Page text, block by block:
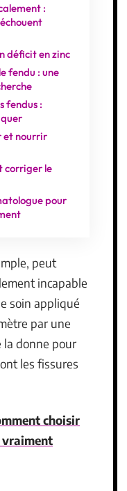
:
déficit en zinc
fendu : une
fendus :
et nourrir
corriger le
pour
peut
incapable
soin appliqué
par une
la donne pour
les fissures
choisir
vraiment